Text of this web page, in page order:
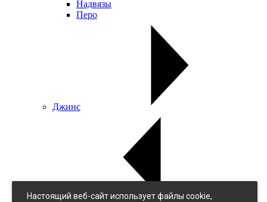
Надвязы
Перо
Джинс
Настоящий веб-сайт использует файлы cookie,